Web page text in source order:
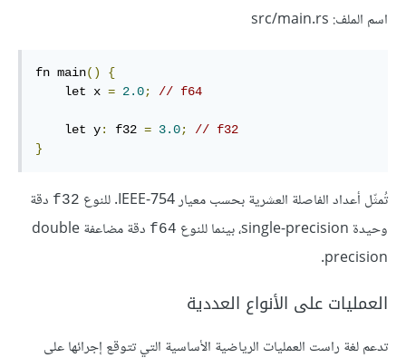
اسم الملف: src/main.rs
fn main()
{
    let x
= 2.0; // f64
    let y
: f32 = 3.0;
// f32
}
تُمثّل أعداد الفاصلة العشرية بحسب معيار IEEE-754. للنوع f32 دقة
وحيدة single-precision، بينما للنوع
f64
دقة مضاعفة double
precision.
العمليات على الأنواع العددية
تدعم لغة راست العمليات الرياضية الأساسية التي تتوقع إجرائها على